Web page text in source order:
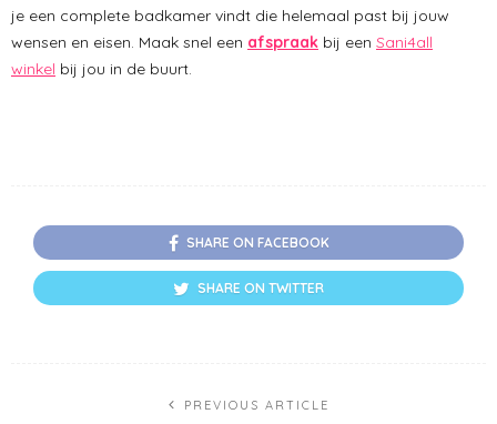
je een complete badkamer vindt die helemaal past bij jouw
wensen en eisen. Maak snel een afspraak bij een Sani4all
winkel bij jou in de buurt.
SHARE ON FACEBOOK
SHARE ON TWITTER
PREVIOUS ARTICLE